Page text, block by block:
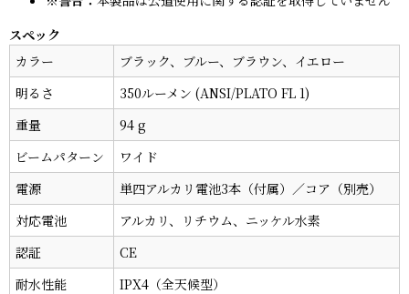
スペック
カラー
ブラック、ブルー、ブラウン、イエロー
明るさ
350ルーメン (ANSI/PLATO FL 1)
重量
94 g
ビームパターン
ワイド
電源
単四アルカリ電池3本（付属）／コア（別売）
対応電池
アルカリ、リチウム、ニッケル水素
認証
CE
耐水性能
IPX4（全天候型）